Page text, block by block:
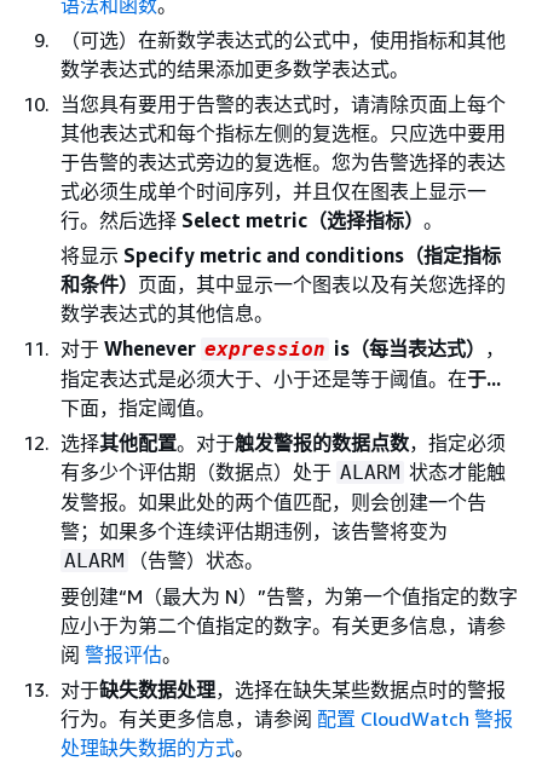
语法和函数。
（可选）在新数学表达式的公式中，使用指标和其他
数学表达式的结果添加更多数学表达式。
当您具有要用于告警的表达式时，请清除页面上每个
其他表达式和每个指标左侧的复选框。只应选中要用
于告警的表达式旁边的复选框。您为告警选择的表达
式必须生成单个时间序列，并且仅在图表上显示一
行。然后选择 Select metric（选择指标） 。
将显示 Specify metric and conditions（指定指标
和条件） 页面，其中显示一个图表以及有关您选择的
数学表达式的其他信息。
对于 Whenever expression is（每当表达式） ，
指定表达式是必须大于、小于还是等于阈值。在于...
下面，指定阈值。
选择其他配置。对于触发警报的数据点数，指定必须
有多少个评估期（数据点）处于 ALARM 状态才能触
发警报。如果此处的两个值匹配，则会创建一个告
警；如果多个连续评估期违例，该告警将变为
ALARM
（告警）状态。
要创建“M（最大为 N）”告警，为第一个值指定的数字
应小于为第二个值指定的数字。有关更多信息，请参
阅 警报评估。
对于缺失数据处理，选择在缺失某些数据点时的警报
行为。有关更多信息，请参阅 配置 CloudWatch 警报
处理缺失数据的方式。